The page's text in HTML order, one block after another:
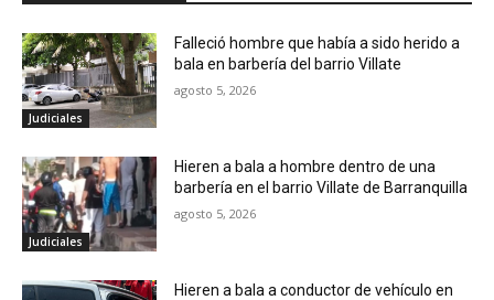
Judiciales
Falleció hombre que había a sido herido a
bala en barbería del barrio Villate
agosto 5, 2026
Judiciales
Hieren a bala a hombre dentro de una
barbería en el barrio Villate de Barranquilla
agosto 5, 2026
Hieren a bala a conductor de vehículo en